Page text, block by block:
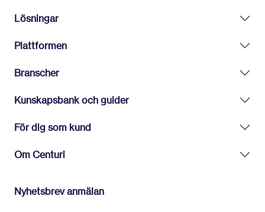
Lösningar
Plattformen
Branscher
Kunskapsbank och guider
För dig som kund
Om Centuri
Nyhetsbrev anmälan